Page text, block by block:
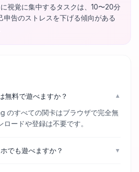
視覚に集中するタスクは、10〜20分
申告のストレスを下げる傾向がある
無料で遊べますか？ ▼
のすべての関卡はブラウザで完全無
ードや登録は不要です。
でも遊べますか？ ▼